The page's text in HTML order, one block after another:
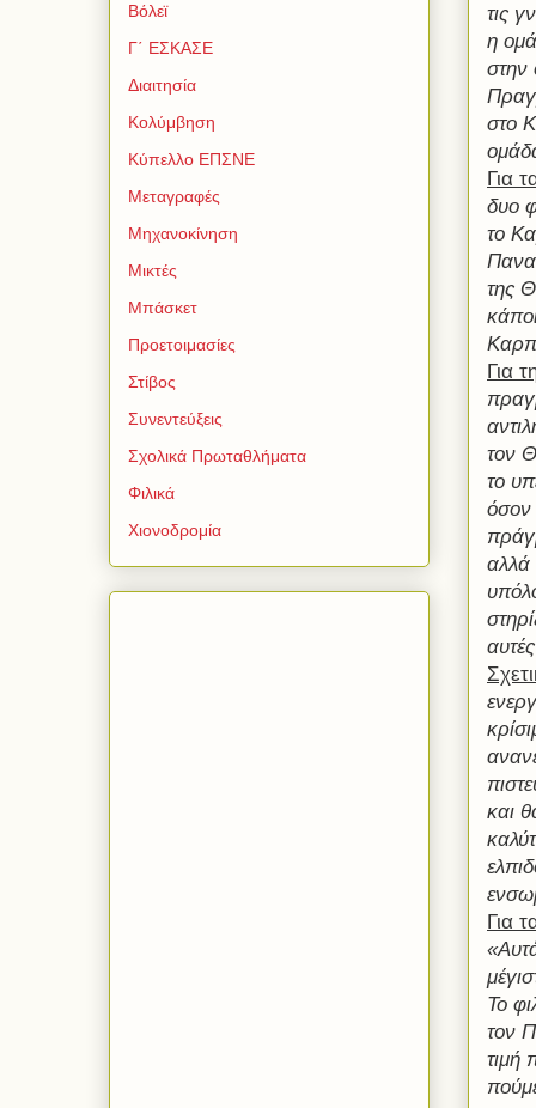
τις
η
στην
στο
Για
δυο
το
της
Για
τον
το
όσον
αλλά
και
Για
Το
τον
τιμή
Βόλεϊ
Γ΄ ΕΣΚΑΣΕ
Διαιτησία
Κολύμβηση
Κύπελλο ΕΠΣΝΕ
Μεταγραφές
Μηχανοκίνηση
Μικτές
Μπάσκετ
Προετοιμασίες
Στίβος
Συνεντεύξεις
Σχολικά Πρωταθλήματα
Φιλικά
Χιονοδρομία